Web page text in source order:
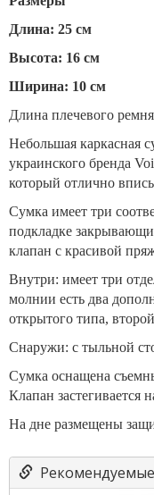
Длина: 25 см
Высота: 16 см
Ширина: 10 см
Длина плечевого
Небольшая каркасная
украинского бренда
который отлично
Сумка имеет три
подкладке
клапан с красивой
Внутри: имеет три
молнии есть два
открытого типа,
Снаружи: с тыльной
Сумка оснащена
Клапан застегивается
На дне размещены